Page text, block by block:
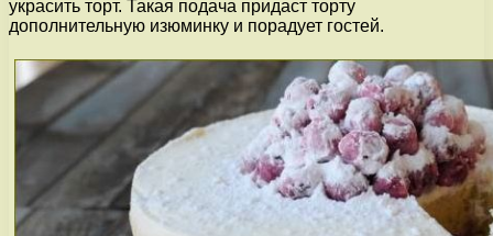
украсить торт. Такая подача придаст торту
дополнительную изюминку и порадует гостей.